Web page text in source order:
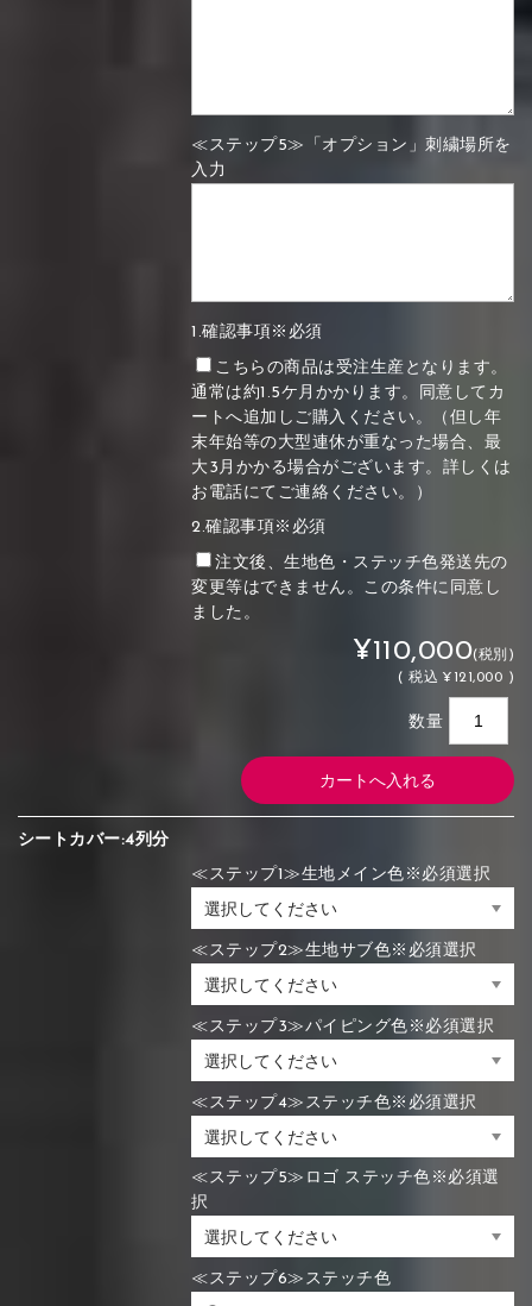
≪ステップ5≫「オプション」刺繍場所を
入力
1.確認事項※必須
こちらの商品は受注生産となります。
通常は約1.5ケ月かかります。同意してカ
ートへ追加しご購入ください。（但し年
末年始等の大型連休が重なった場合、最
大3月かかる場合がございます。詳しくは
お電話にてご連絡ください。）
2.確認事項※必須
注文後、生地色・ステッチ色発送先の
変更等はできません。この条件に同意し
ました。
¥110,000(税別)
(税込 ¥121,000 )
数量
シートカバー:4列分
≪ステップ1≫生地メイン色※必須選択
≪ステップ2≫生地サブ色※必須選択
≪ステップ3≫パイピング色※必須選択
≪ステップ4≫ステッチ色※必須選択
≪ステップ5≫ロゴ ステッチ色※必須選
択
≪ステップ6≫ステッチ色